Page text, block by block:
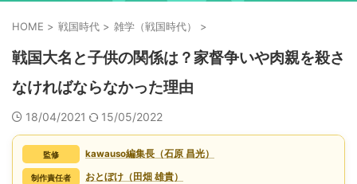
HOME > 戦国時代 > 雑学（戦国時代） >
戦国大名と子供の関係は？家督争いや肉親を殺さ
なければならなかった理由
18/04/2021 15/05/2022
監修 kawauso編集長（石原 昌光）
制作責任者 おとぼけ（田畑 雄貴）